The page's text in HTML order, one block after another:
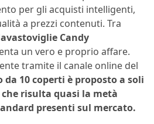
per gli acquisti intelligenti,
a prezzi contenuti. Tra
Candy
un vero e proprio affare.
tramite il canale online del
da 10 coperti è proposto a soli
risulta quasi la metà
presenti sul mercato.